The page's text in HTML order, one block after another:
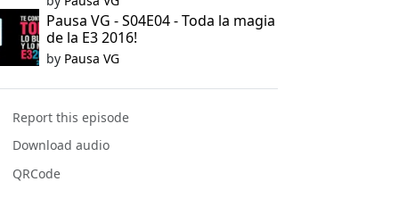
Pausa VG - S04E04 - Toda la magia
de la E3 2016!
by Pausa VG
Report this episode
Download audio
QRCode